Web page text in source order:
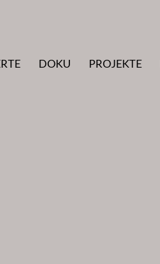
DOKU PROJEKTE